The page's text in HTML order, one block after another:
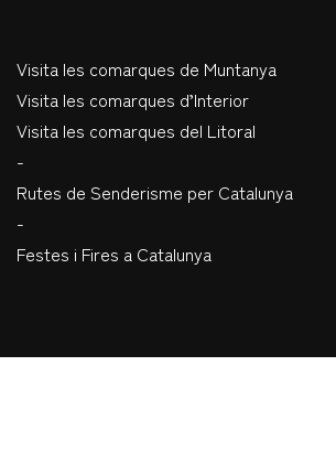
Visita les comarques de Muntanya
Visita les comarques d’Interior
Visita les comarques del Litoral
-
Rutes de Senderisme per Catalunya
-
Festes i Fires a Catalunya